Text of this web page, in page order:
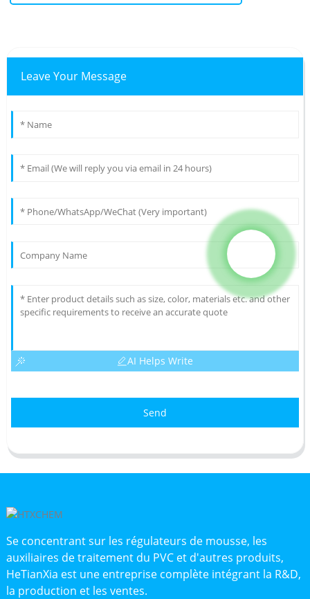
Leave Your Message
AI Helps Write
Send
Se concentrant sur les régulateurs de mousse, les
auxiliaires de traitement du PVC et d'autres produits,
HeTianXia est une entreprise complète intégrant la R&D,
la production et les ventes.